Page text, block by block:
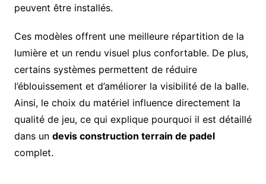
peuvent être installés.
Ces modèles offrent une meilleure répartition de la
lumière et un rendu visuel plus confortable. De plus,
certains systèmes permettent de réduire
l’éblouissement et d’améliorer la visibilité de la balle.
Ainsi, le choix du matériel influence directement la
qualité de jeu, ce qui explique pourquoi il est détaillé
dans un devis construction terrain de padel
complet.